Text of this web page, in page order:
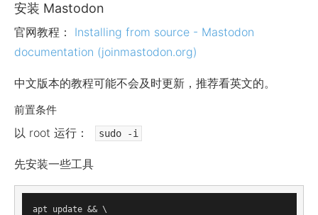
安装 Mastodon
官网教程： Installing from source - Mastodon
documentation (joinmastodon.org)
中文版本的教程可能不会及时更新，推荐看英文的。
前置条件
以 root 运行： sudo -i
先安装一些工具
apt update && \